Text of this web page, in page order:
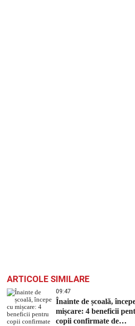
ARTICOLE SIMILARE
09:47
Înainte de școală,
mișcare: 4 beneficii
copii confirmate de